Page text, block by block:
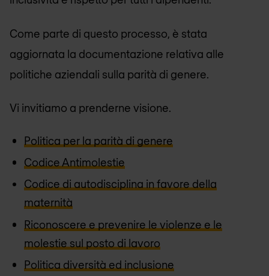
Come parte di questo processo, è stata
aggiornata la documentazione relativa alle
politiche aziendali sulla parità di genere.
Vi invitiamo a prenderne visione.
Politica per la parità di genere
Codice Antimolestie
Codice di autodisciplina in favore della
maternità
Riconoscere e prevenire le violenze e le
molestie sul posto di lavoro
Politica diversità ed inclusione